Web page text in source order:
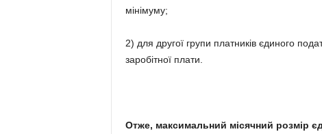
мінімуму;
2) для другої групи платників єдиного
заробітної плати.
Отже, максимальний місячний розмір